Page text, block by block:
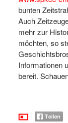
bunten
Auch
mehr zur
möchten, so
Informationen
bereit.